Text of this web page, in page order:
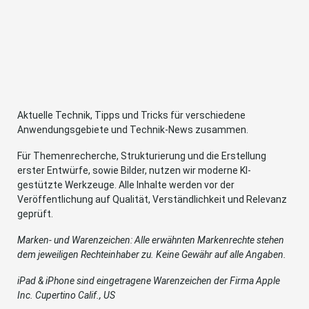
Aktuelle Technik, Tipps und Tricks für verschiedene
Anwendungsgebiete und Technik-News zusammen.
Für Themenrecherche, Strukturierung und die Erstellung
erster Entwürfe, sowie Bilder, nutzen wir moderne KI-
gestützte Werkzeuge. Alle Inhalte werden vor der
Veröffentlichung auf Qualität, Verständlichkeit und Relevanz
geprüft.
Marken- und Warenzeichen: Alle erwähnten Markenrechte stehen
dem jeweiligen Rechteinhaber zu. Keine Gewähr auf alle Angaben.
iPad & iPhone sind eingetragene Warenzeichen der Firma Apple
Inc. Cupertino Calif., US